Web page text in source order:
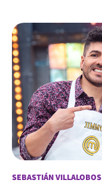
SEBASTIÁN VILLALOBOS